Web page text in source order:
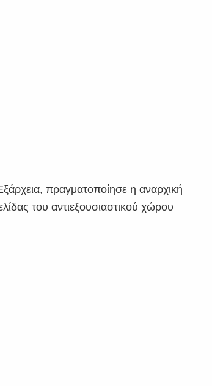
πραγματοποίησε η αναρχική
του αντιεξουσιαστικού χώρου